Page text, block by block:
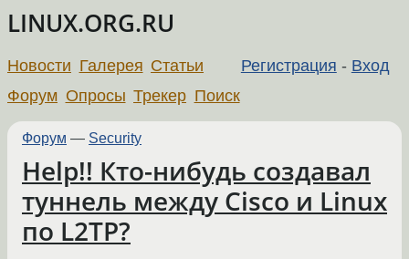
LINUX.ORG.RU
Регистрация - Вход
Новости Галерея Статьи
Форум Опросы Трекер Поиск
Форум — Security
Help!! Кто-нибудь создавал
туннель между Cisco и Linux
по L2TP?